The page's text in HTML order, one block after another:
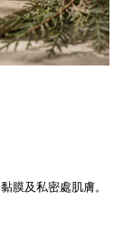
膜及私密處肌膚。